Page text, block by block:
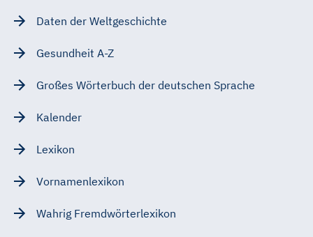
Daten der Weltgeschichte
Gesundheit A-Z
Großes Wörterbuch der deutschen Sprache
Kalender
Lexikon
Vornamenlexikon
Wahrig Fremdwörterlexikon